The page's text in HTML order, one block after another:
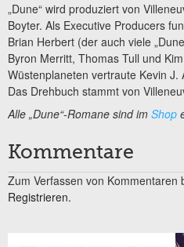
„Dune“ wird produziert von
Boyter. Als Executive Producers
Brian Herbert (der auch viele
Byron Merritt, Thomas Tull und
Wüstenplaneten vertraute Kevin
Das Drehbuch stammt von
Alle „Dune“-Romane sind im Shop
Kommentare
Zum Verfassen von Kommentaren
Registrieren.